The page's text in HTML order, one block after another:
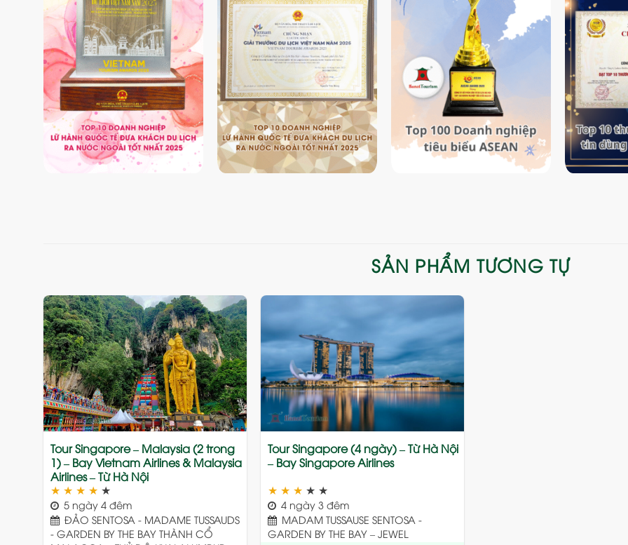
SẢN PHẨM TƯƠNG TỰ
Add
to
wishlist
Tour Singapore – Malaysia (2 trong
1) – Bay Vietnam Airlines & Malaysia
Airlines – Từ Hà Nội
★ ★ ★ ★ ★
5 ngày 4 đêm
ĐẢO SENTOSA - MADAME TUSSAUDS
- GARDEN BY THE BAY THÀNH CỔ
wishlist
Tour Singapore (4 ngày) – Từ Hà Nội
– Bay Singapore Airlines
★ ★ ★ ★ ★
4 ngày 3 đêm
MADAM TUSSAUSE SENTOSA -
GARDEN BY THE BAY – JEWEL